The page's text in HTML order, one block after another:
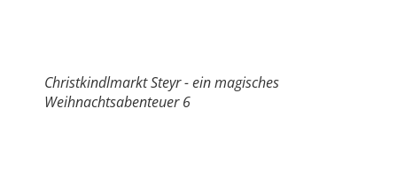
Christkindlmarkt Steyr - ein magisches
Weihnachtsabenteuer 6